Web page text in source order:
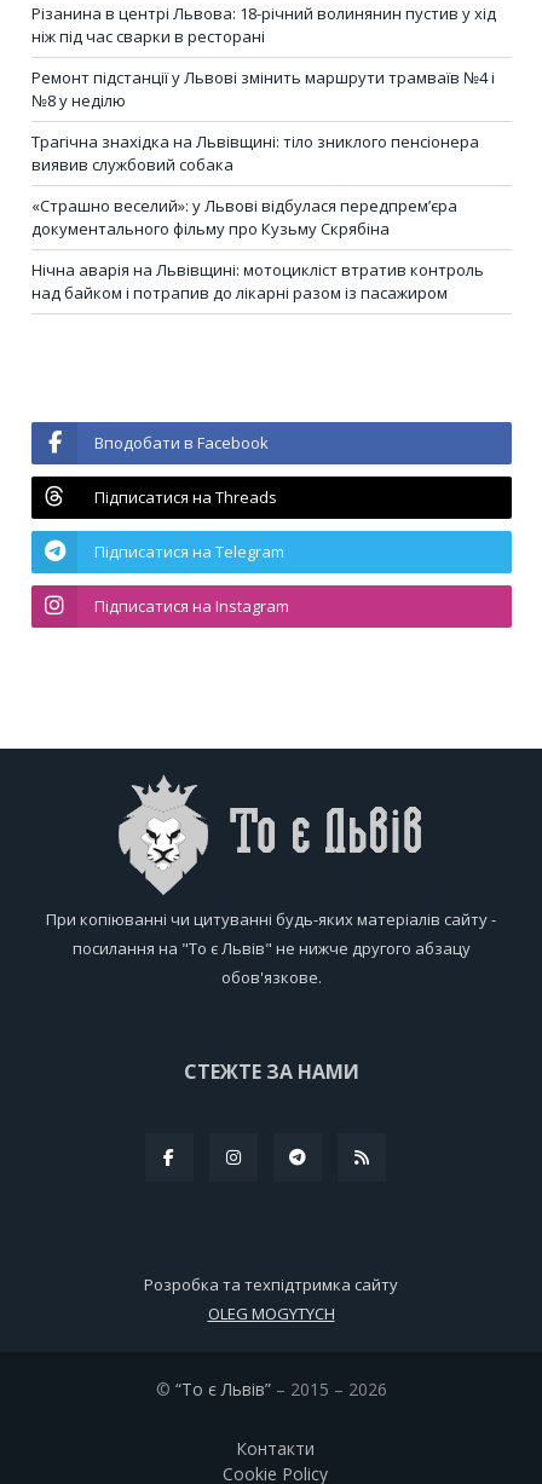
Різанина в центрі Львова: 18-річний волинянин пустив у хід
ніж під час сварки в ресторані
Ремонт підстанції у Львові змінить маршрути трамваїв №4 і
№8 у неділю
Трагічна знахідка на Львівщині: тіло зниклого пенсіонера
виявив службовий собака
«Страшно веселий»: у Львові відбулася передпрем’єра
документального фільму про Кузьму Скрябіна
Нічна аварія на Львівщині: мотоцикліст втратив контроль
над байком і потрапив до лікарні разом із пасажиром
Вподобати в Facebook
Підписатися на Threads
Підписатися на Telegram
Підписатися на Instagram
При копіюванні чи цитуванні будь-яких матеріалів сайту -
посилання на "То є Львів" не нижче другого абзацу
обов'язкове.
СТЕЖТЕ ЗА НАМИ
Розробка та техпідтримка сайту
OLEG MOGYTYCH
© “То є Львів”– 2015 – 2026
Контакти
Cookie Policy